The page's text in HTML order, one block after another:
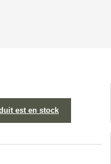
est en stock